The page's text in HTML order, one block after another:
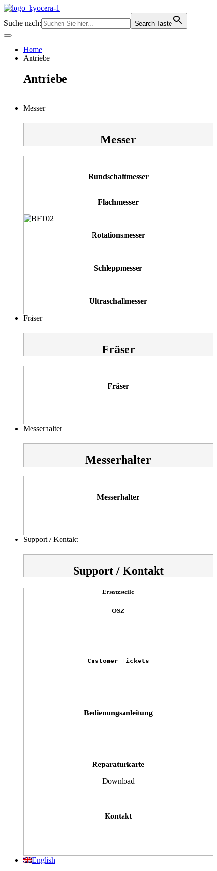
Zum
springen
Suche nach: Search-Taste
Home
Antriebe
Antriebe
Messer
Messer
Rundschaftmesser
Flachmesser
Rotationsmesser
Schleppmesser
Ultraschallmesser
Fräser
Fräser
Fräser
Messerhalter
Messerhalter
Messerhalter
Support / Kontakt
Support / Kontakt
Ersatzsteile
OSZ
Customer Tickets
Bedienungsanleitung
Reparaturkarte
Download
Kontakt
English